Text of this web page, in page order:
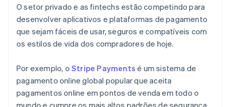
O setor privado e as fintechs estão competindo para
desenvolver aplicativos e plataformas de pagamento
que sejam fáceis de usar, seguros e compatíveis com
os estilos de vida dos compradores de hoje.
Por exemplo, o Stripe Payments é um sistema de
pagamento online global popular que aceita
pagamentos online em pontos de venda em todo o